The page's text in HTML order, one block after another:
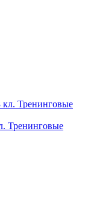
Тренинговые